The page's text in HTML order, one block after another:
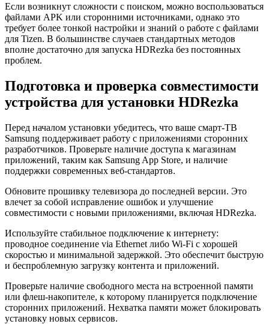
Если возникнут сложности с поиском, можно воспользоваться
файлами APK или сторонними источниками, однако это
требует более тонкой настройки и знаний о работе с файлами
для Tizen. В большинстве случаев стандартных методов
вполне достаточно для запуска HDRezka без постоянных
проблем.
Подготовка и проверка совместимости
устройства для установки HDRezka
Перед началом установки убедитесь, что ваше смарт-ТВ
Samsung поддерживает работу с приложениями сторонних
разработчиков. Проверьте наличие доступа к магазинам
приложений, таким как Samsung App Store, и наличие
поддержки современных веб-стандартов.
Обновите прошивку телевизора до последней версии. Это
влечет за собой исправление ошибок и улучшение
совместимости с новыми приложениями, включая HDRezka.
Используйте стабильное подключение к интернету:
проводное соединение via Ethernet либо Wi-Fi с хорошей
скоростью и минимальной задержкой. Это обеспечит быструю
и беспроблемную загрузку контента и приложений.
Проверьте наличие свободного места на встроенной памяти
или флеш-накопителе, к которому планируется подключение
сторонних приложений. Нехватка памяти может блокировать
установку новых сервисов.